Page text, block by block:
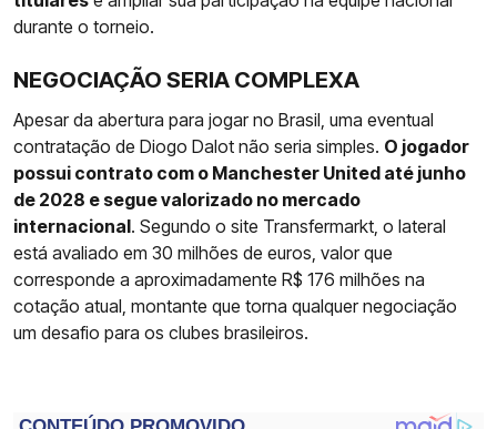
durante o torneio.
NEGOCIAÇÃO SERIA COMPLEXA
Apesar da abertura para jogar no Brasil, uma eventual
contratação de Diogo Dalot não seria simples. O jogador
possui contrato com o Manchester United até junho
de 2028 e segue valorizado no mercado
internacional. Segundo o site Transfermarkt, o lateral
está avaliado em 30 milhões de euros, valor que
corresponde a aproximadamente R$ 176 milhões na
cotação atual, montante que torna qualquer negociação
um desafio para os clubes brasileiros.